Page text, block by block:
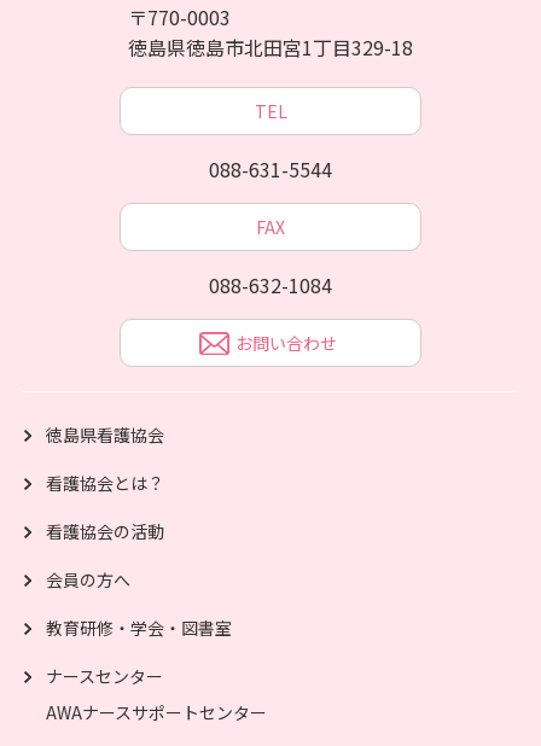
〒770-0003
徳島県徳島市北田宮1丁目329-18
TEL
088-631-5544
FAX
088-632-1084
お問い合わせ
徳島県看護協会
看護協会とは？
看護協会の活動
会員の方へ
教育研修・学会・図書室
ナースセンター
AWAナースサポートセンター